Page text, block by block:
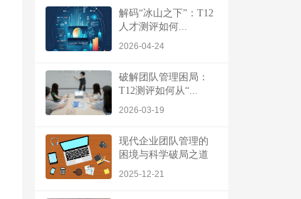
解码“冰山之下”：T12
人才测评如何...
2026-04-24
破解团队管理困局：
T12测评如何从“...
2026-03-19
现代企业团队管理的
困境与科学破局之道
2025-12-21